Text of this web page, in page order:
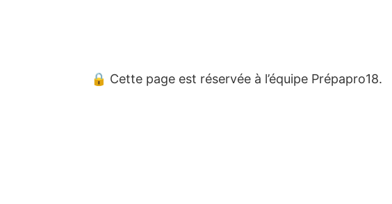
🔒 Cette page est réservée à l’équipe Prépapro18.